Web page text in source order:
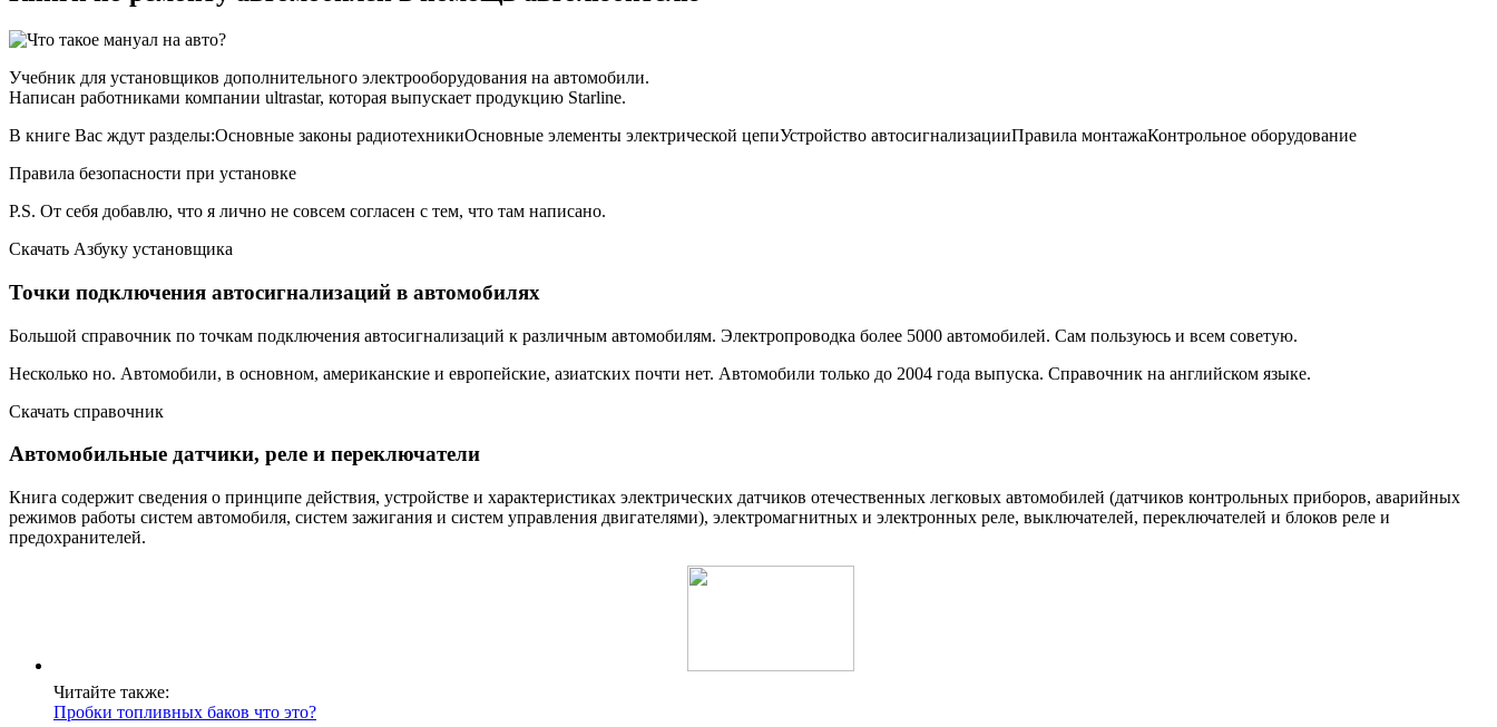
Учебник для установщиков дополнительного электрооборудования на автомобили.
Написан работниками компании ultrastar, которая выпускает продукцию Starline.
В книге Вас ждут разделы:Основные законы радиотехникиОсновные элементы электрической цепиУстройство автосигнализацииПравила монтажаКонтрольное оборудование
Правила безопасности при установке
P.S. От себя добавлю, что я лично не совсем согласен с тем, что там написано.
Скачать Азбуку установщика
Точки подключения автосигнализаций в автомобилях
Большой справочник по точкам подключения автосигнализаций к различным автомобилям. Электропроводка более 5000 автомобилей. Сам пользуюсь и всем советую.
Несколько но. Автомобили, в основном, американские и европейские, азиатских почти нет. Автомобили только до 2004 года выпуска. Справочник на английском языке.
Скачать справочник
Автомобильные датчики, реле и переключатели
Книга содержит сведения о принципе действия, устройстве и характеристиках электрических датчиков отечественных легковых автомобилей (датчиков контрольных приборов, аварийных
режимов работы систем автомобиля, систем зажигания и систем управления двигателями), электромагнитных и электронных реле, выключателей, переключателей и блоков реле и
предохранителей.
Читайте также:
Пробки топливных баков что это?